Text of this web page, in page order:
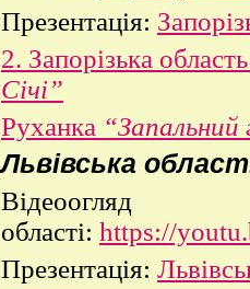
Презентація:
2. Запорізька
Січі”
Руханка “Запальний
Львівська
Відеоогляд
області: https://
Презентація: